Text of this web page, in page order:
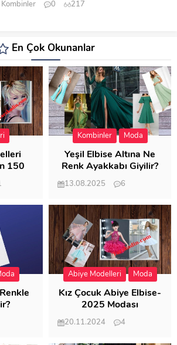
Kombinler 0 217
En Çok Okunanlar
150
Kombinler Moda
Yeşil Elbise Altına Ne
Renk Ayakkabı Giyilir?
13.08.2025
6
Abiye Modelleri Moda
Kız Çocuk Abiye Elbise-
2025 Modası
20.11.2024
4